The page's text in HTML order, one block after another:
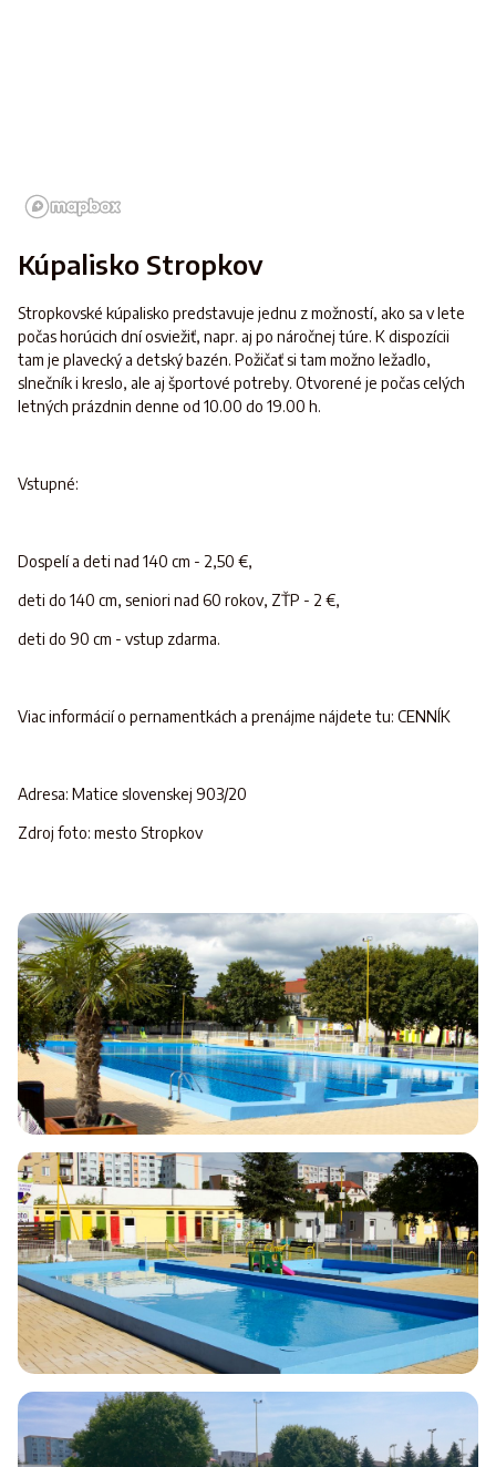
Kúpalisko Stropkov
Stropkovské kúpalisko predstavuje jednu z možností, ako sa v lete
počas horúcich dní osviežiť, napr. aj po náročnej túre. K dispozícii
tam je plavecký a detský bazén. Požičať si tam možno ležadlo,
slnečník i kreslo, ale aj športové potreby. Otvorené je počas celých
letných prázdnin denne od 10.00 do 19.00 h.
Vstupné:
Dospelí a deti nad 140 cm - 2,50 €,
deti do 140 cm, seniori nad 60 rokov, ZŤP - 2 €,
deti do 90 cm - vstup zdarma.
Viac informácií o pernamentkách a prenájme nájdete tu: CENNÍK
Adresa: Matice slovenskej 903/20
Zdroj foto: mesto Stropkov